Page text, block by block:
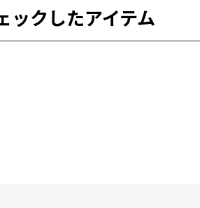
ックしたアイテム